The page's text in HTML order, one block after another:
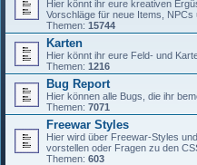
Hier könnt ihr eure kreativen
Vorschläge für neue Items, NPCs
Themen: 15744
Karten
Hier könnt ihr eure Feld- und
Themen: 1216
Bug Report
Hier können alle Bugs, die ihr
Themen: 7071
Freewar Styles
Hier wird über Freewar-Styles
vorstellen oder Fragen zu den
Themen: 603